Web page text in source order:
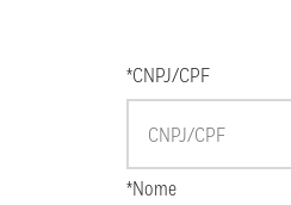
*CNPJ/CPF
*Nome